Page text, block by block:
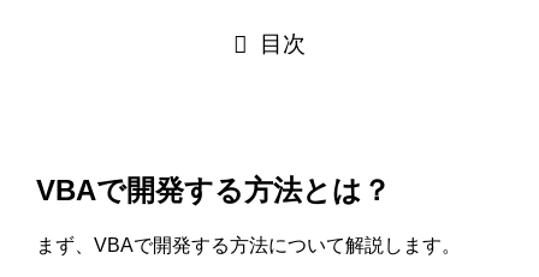
目次
VBAで開発する方法とは？
まず、VBAで開発する方法について解説します。